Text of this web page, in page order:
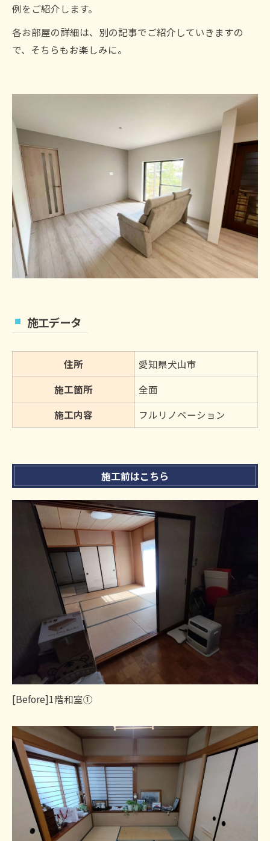
例をご紹介します。
各お部屋の詳細は、別の記事でご紹介していきますの
で、そちらもお楽しみに。
施工データ
住所
愛知県犬山市
施工箇所
全面
施工内容
フルリノベーション
施工前はこちら
[Before]1階和室①